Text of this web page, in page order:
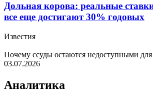
Дольная корова: реальные
все еще достигают 30% годовых
Известия
Почему ссуды остаются недоступными для
03.07.2026
Аналитика